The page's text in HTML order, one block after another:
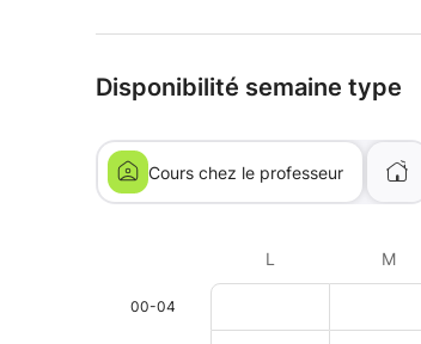
Disponibilité semaine type
Cours chez le professeur
L M
00-04